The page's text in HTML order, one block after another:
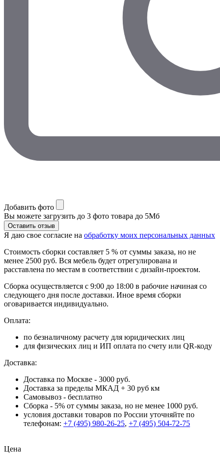
Добавить фото
Вы можете загрузить до 3 фото товара до 5Мб
Я даю свое согласие на обработку моих персональных данных
Стоимость сборки составляет 5 % от суммы заказа, но не
менее 2500 руб. Вся мебель будет отрегулирована и
расставлена по местам в соответствии с дизайн-проектом.
Сборка осуществляется с 9:00 до 18:00 в рабочие начиная со
следующего дня после доставки. Иное время сборки
оговаривается индивидуально.
Оплата:
по безналичному расчету для юридических лиц
для физических лиц и ИП оплата по счету или QR-коду
Доставка:
Доставка по Москве - 3000 руб.
Доставка за пределы МКАД + 30 руб км
Самовывоз - бесплатно
Сборка - 5% от суммы заказа, но не менее 1000 руб.
условия доставки товаров по России уточняйте по
телефонам: +7 (495) 980-26-25, +7 (495) 504-72-75
Цена